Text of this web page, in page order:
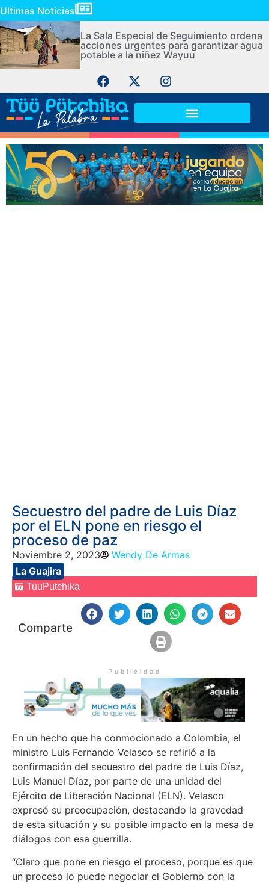
Ultimas Noticias
La Sala Especial de Seguimiento ordena
acciones urgentes para garantizar agua
potable a la niñez Wayuu
Secuestro del padre de Luis Díaz
por el ELN pone en riesgo el
proceso de paz
Noviembre 2, 2023
Wendy De Armas
La Guajira
TuuPutchika
Comparte
Publicidad
En un hecho que ha conmocionado a Colombia, el
ministro Luis Fernando Velasco se refirió a la
confirmación del secuestro del padre de Luis Díaz,
Luis Manuel Díaz, por parte de una unidad del
Ejército de Liberación Nacional (ELN). Velasco
expresó su preocupación, destacando la gravedad
de esta situación y su posible impacto en la mesa de
diálogos con esa guerrilla.
“Claro que pone en riesgo el proceso, porque es que
un proceso lo puede negociar el Gobierno con la